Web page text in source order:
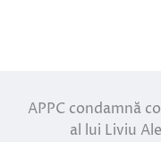
APPC condamnă
al lui Liviu